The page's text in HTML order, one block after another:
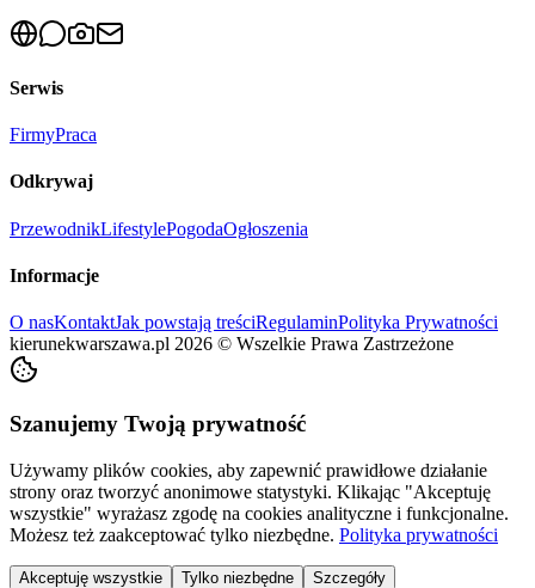
Serwis
FirmyPraca
Odkrywaj
PrzewodnikLifestylePogodaOgłoszenia
Informacje
O nasKontaktJak powstają treściRegulaminPolityka Prywatności
kierunekwarszawa.pl 2026 © Wszelkie Prawa Zastrzeżone
Szanujemy Twoją prywatność
Używamy plików cookies, aby zapewnić prawidłowe działanie
strony oraz tworzyć anonimowe statystyki. Klikając "Akceptuję
wszystkie" wyrażasz zgodę na cookies analityczne i funkcjonalne.
Możesz też zaakceptować tylko niezbędne. Polityka prywatności
Akceptuję wszystkie Tylko niezbędne Szczegóły